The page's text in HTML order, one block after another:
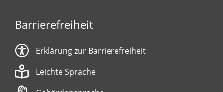
Barrierefreiheit
Erklärung zur Barrierefreiheit
Leichte Sprache